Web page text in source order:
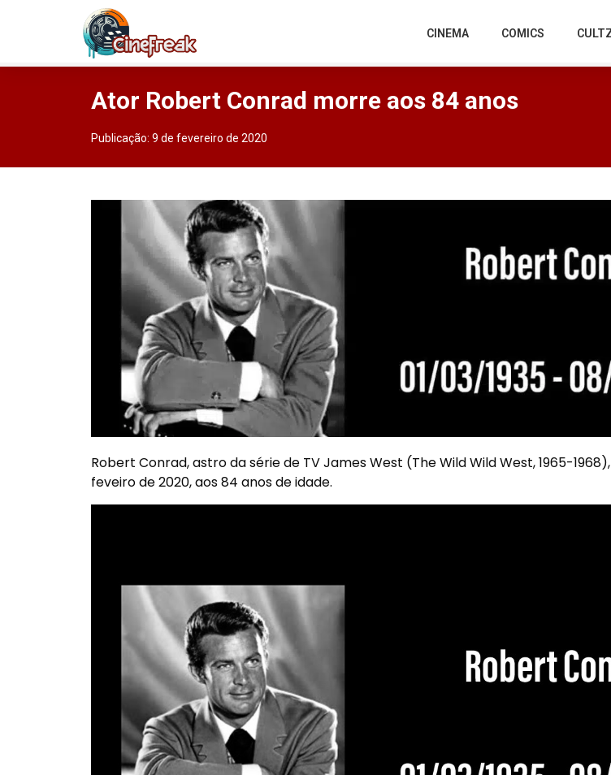
CINEMA COMICS
Ator Robert Conrad morre aos 84 anos
Publicação: 9 de fevereiro de 2020
Robert Conrad, astro da série de TV James West (The Wild Wild West, 1965-
feveiro de 2020, aos 84 anos de idade.